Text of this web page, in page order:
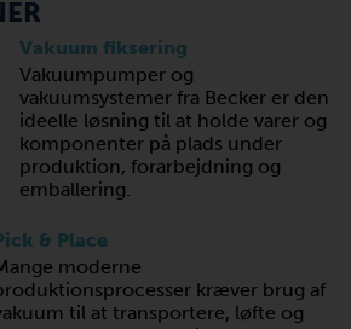
Vakuum fiksering
Vakuumpumper og
vakuumsystemer fra Becker er den
ideelle løsning til at holde varer og
komponenter på plads under
produktion, forarbejdning og
emballering.
& Place
moderne
kræver brug af
til at transportere, løfte og